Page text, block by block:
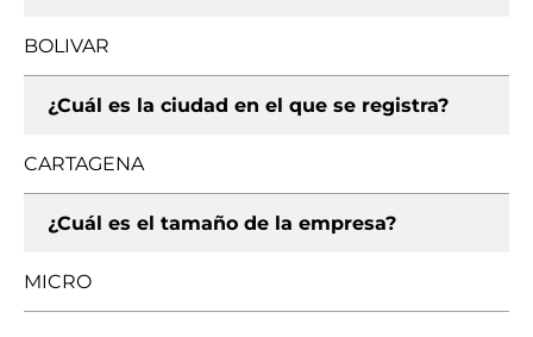
BOLIVAR
¿Cuál es la ciudad en el que se registra?
CARTAGENA
¿Cuál es el tamaño de la empresa?
MICRO